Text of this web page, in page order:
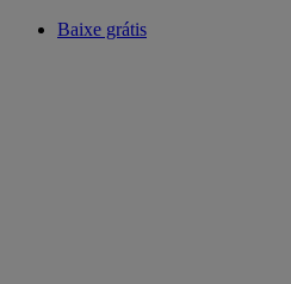
Baixe grátis